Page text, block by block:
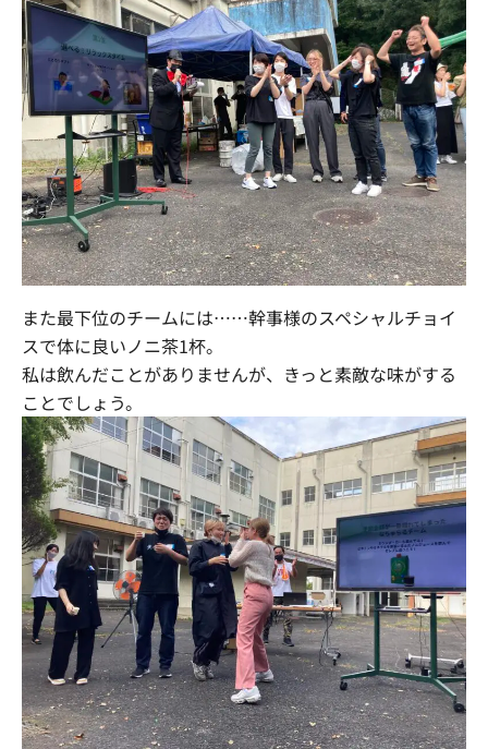
また最下位のチームには……幹事様のスペシャルチョイ
スで体に良いノニ茶1杯。
私は飲んだことがありませんが、きっと素敵な味がする
ことでしょう。